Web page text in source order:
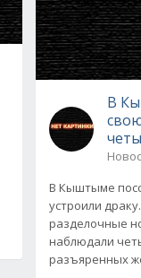
В
В Кыштыме
устроили
разделочные
наблюдали
разъяренных